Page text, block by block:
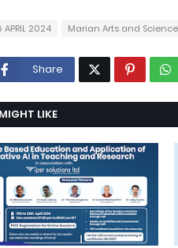
APRIL 2024 Marian Arts and
Share
LIKE